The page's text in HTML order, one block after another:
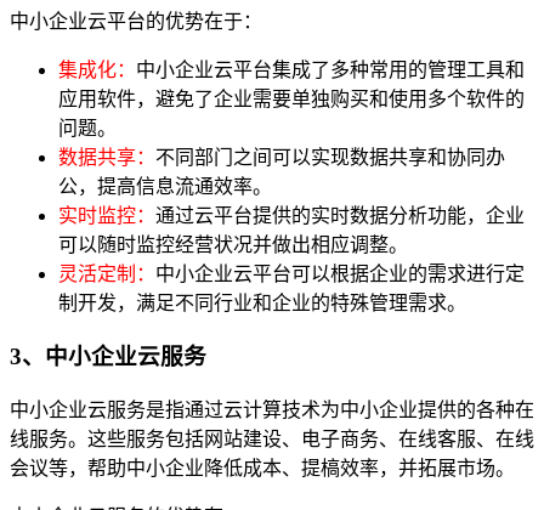
中小企业云平台的优势在于：
集成化： 中小企业云平台集成了多种常用的管理工具和
应用软件，避免了企业需要单独购买和使用多个软件的
问题。
数据共享： 不同部门之间可以实现数据共享和协同办
公，提高信息流通效率。
实时监控： 通过云平台提供的实时数据分析功能，企业
可以随时监控经营状况并做出相应调整。
灵活定制： 中小企业云平台可以根据企业的需求进行定
制开发，满足不同行业和企业的特殊管理需求。
3、中小企业云服务
中小企业云服务是指通过云计算技术为中小企业提供的各种在
线服务。这些服务包括网站建设、电子商务、在线客服、在线
会议等，帮助中小企业降低成本、提槁效率，并拓展市场。